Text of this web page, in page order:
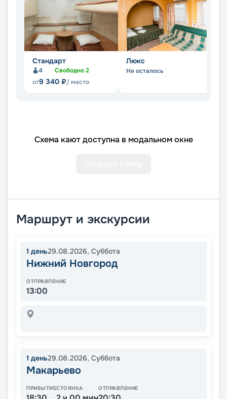
Стандарт
4 Свободно2
от9 340 ₽/ место
Люкс
Не осталось
Схема кают доступна в модальном окне
Маршрут и экскурсии
1 день29.08.2026, Суббота
Нижний Новгород
ОТПРАВЛЕНИЕ
13:00
1 день29.08.2026, Суббота
Макарьево
ПРИБЫТИЕСТОЯНКА ОТПРАВЛЕНИЕ